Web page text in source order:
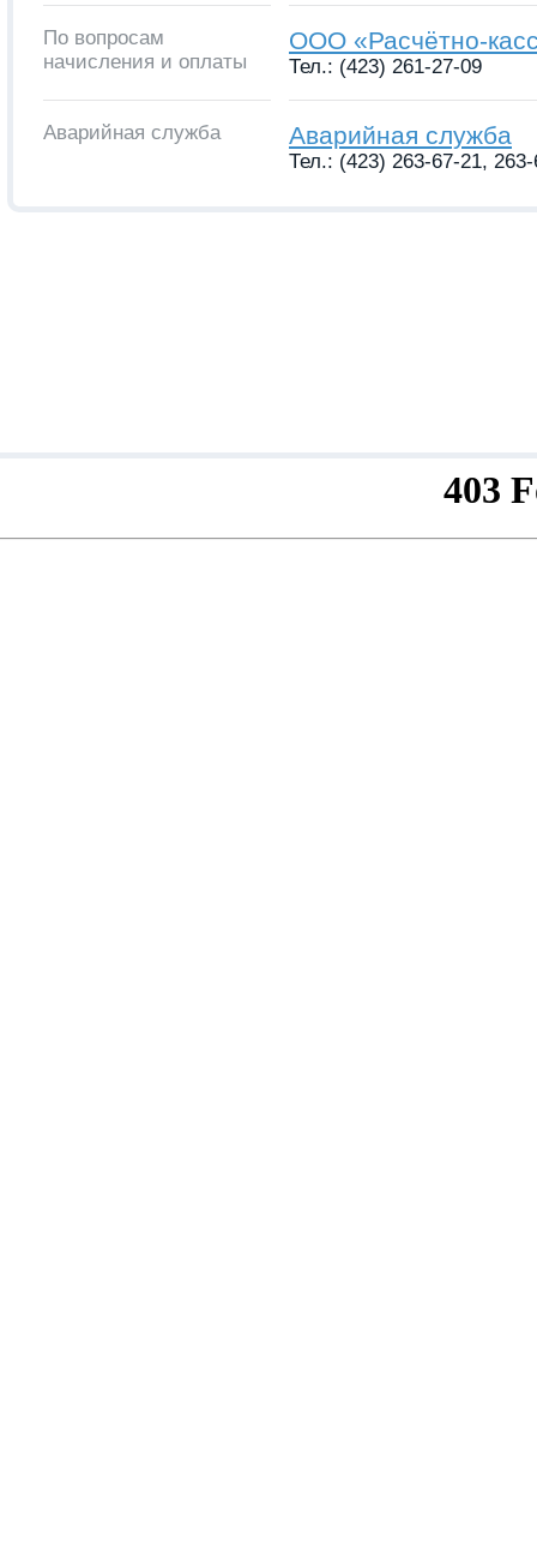
По вопросам
начисления и оплаты
ООО «Расчётно-
Тел.: (423) 261-27-09
Аварийная служба Аварийная служба
Тел.: (423) 263-67-21,